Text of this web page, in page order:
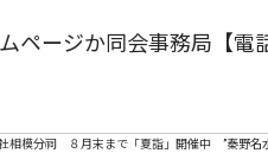
ページか同会事務局【電